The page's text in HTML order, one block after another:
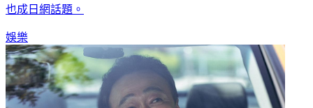
也成日網話題。
娛樂